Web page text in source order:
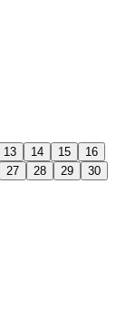
13 14 15
16
27 28 29
30